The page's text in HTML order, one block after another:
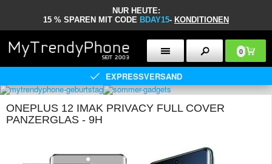
NUR HEUTE:
15 % SPAREN MIT CODE BDAY15- KONDITIONEN
0
EXPRESSVERSAND
ONEPLUS 12 IMAK PRIVACY FULL COVER
PANZERGLAS - 9H